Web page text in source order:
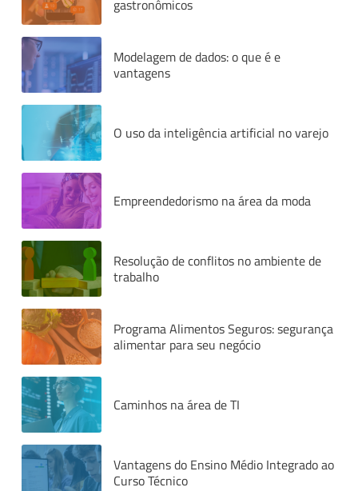
gastronômicos
Modelagem de dados: o que é e
vantagens
O uso da inteligência artificial no varejo
Empreendedorismo na área da moda
Resolução de conflitos no ambiente de
trabalho
Programa Alimentos Seguros: segurança
alimentar para seu negócio
Caminhos na área de TI
Vantagens do Ensino Médio Integrado ao
Curso Técnico